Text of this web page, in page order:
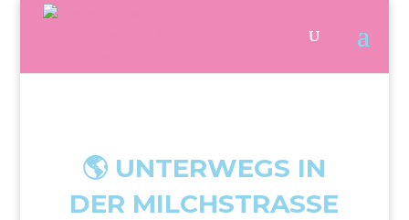
🌎 UNTERWEGS IN
DER MILCHSTRASSE